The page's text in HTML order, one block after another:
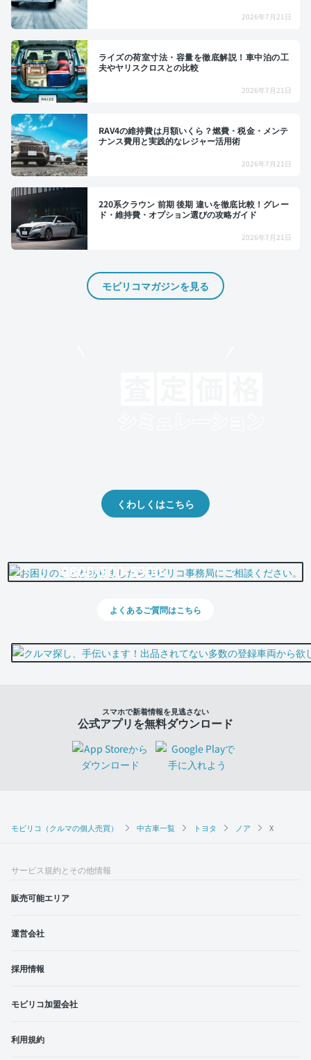
モビリコ（クルマの個人売買） 中古車一覧 トヨタ ノア X
2026年7月21日
ライズの荷室寸法・容量を徹底解説！車中泊の工
夫やヤリスクロスとの比較
2026年7月21日
RAV4の維持費は月額いくら？燃費・税金・メンテ
ナンス費用と実践的なレジャー活用術
2026年7月21日
220系クラウン 前期 後期 違いを徹底比較！グレー
ド・維持費・オプション選びの攻略ガイド
2026年7月21日
モビリコマガジンを見る
くわしくはこちら
0800-500-5500
よくあるご質問はこちら
スマホで新着情報を見逃さない
公式アプリを無料ダウンロード
サービス規約とその他情報
販売可能エリア
運営会社
採用情報
モビリコ加盟会社
利用規約